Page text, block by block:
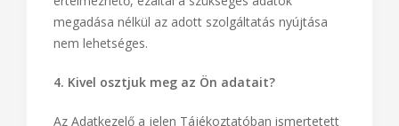
megadása nélkül az adott szolgáltatás nyújtása
nem lehetséges.
4. Kivel osztjuk meg az Ön adatait?
Az Adatkezelő a jelen Tájékoztatóban ismertetett